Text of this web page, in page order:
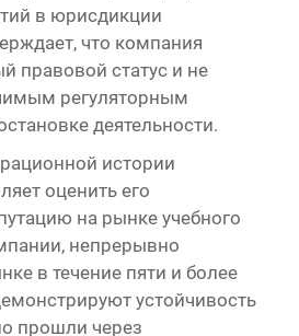
в юрисдикции
что компания
правовой статус и не
регуляторным
деятельности.
истории
оценить его
на рынке учебного
непрерывно
в течение пяти и более
устойчивость
прошли через